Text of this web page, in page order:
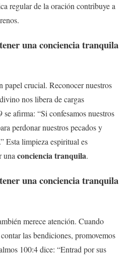
regular de la oración contribuye a
unaconciencia tranquila
papel crucial. Reconocer nuestros
nos libera de cargas
afirma: “Si confesamos nuestros
perdonar nuestros pecados y
Esta limpieza espiritual es
unaconciencia tranquila.
unaconciencia tranquila
merece atención. Cuando
las bendiciones, promovemos
100:4 dice: “Entrad por sus